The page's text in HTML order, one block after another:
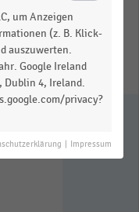
um Anzeigen
(z. B. Klick-
auszuwerten.
Google Ireland
Dublin 4, Ireland.
privacy?
Impressum